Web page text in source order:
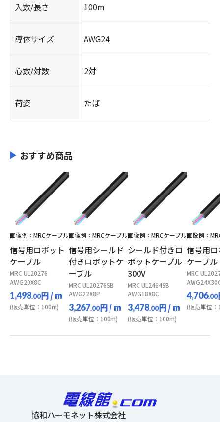
入数/長さ 100m
導体サイズ AWG24
心数/対数 2対
荷姿 たば
おすすめ商品
画像例：MRCケーブル
信号用ロボット
ケーブル
MRC UL20276
AWG20X8C
1,498.00円/ m
(販売単位：100m)
画像例：MRCケーブル
信号用シールド
付きロボットケ
ーブル
MRC UL20276SB
AWG22X8P
3,267.00円/ m
(販売単位：100m)
画像例：MRCケーブル
シールド付きロ
ボットケーブル
300V
MRC UL2464SB
AWG18X8C
3,478.00円/ m
(販売単位：100m)
画像例：
信号用
ケーブル
MRC
4,706.00
(販売単位
協和ハーモネット株式会社